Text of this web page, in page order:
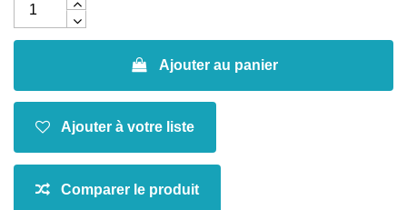
Ajouter au panier